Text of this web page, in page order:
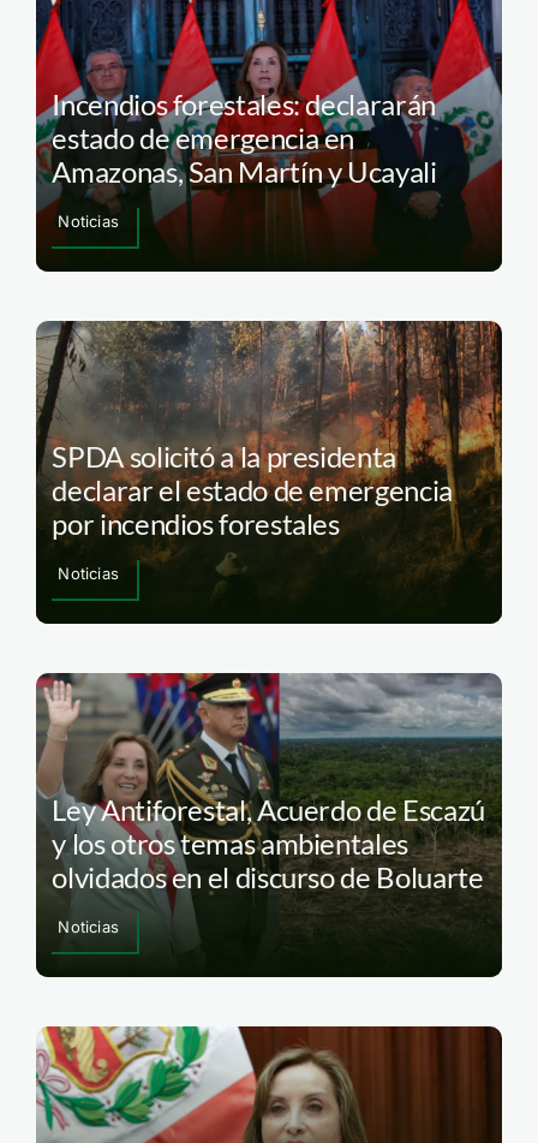
Incendios forestales: declararán
estado de emergencia en
Amazonas, San Martín y Ucayali
Noticias
SPDA solicitó a la presidenta
declarar el estado de emergencia
por incendios forestales
Noticias
Ley Antiforestal, Acuerdo de Escazú
y los otros temas ambientales
olvidados en el discurso de Boluarte
Noticias